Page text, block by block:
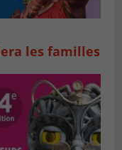
les familles